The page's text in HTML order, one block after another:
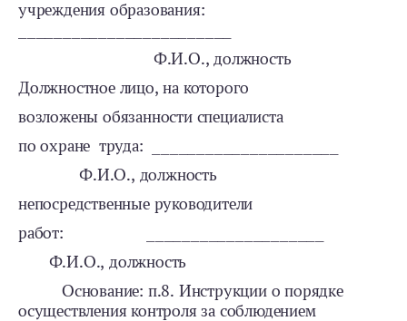
учреждения образования:
Ф.И.О., должность
Должностное лицо, на которого
возложены обязанности специалиста
по охране труда: _____________________
Ф.И.О., должность
непосредственные руководители
работ: ____________________
Ф.И.О., должность
Основание: п.8. Инструкции о порядке
осуществления контроля за соблюдением